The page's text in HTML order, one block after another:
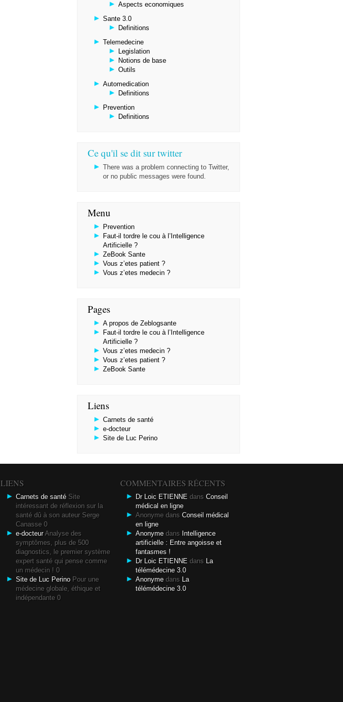
Aspects economiques
Sante 3.0
Definitions
Telemedecine
Legislation
Notions de base
Outils
Automedication
Definitions
Prevention
Definitions
Ce qu'il se dit sur twitter
There was a problem connecting to Twitter,
or no public messages were found.
Menu
Prevention
Faut-il tordre le cou à l’Intelligence
Artificielle ?
ZeBook Sante
Vous z’etes patient ?
Vous z’etes medecin ?
Pages
A propos de Zeblogsante
Faut-il tordre le cou à l’Intelligence
Artificielle ?
Vous z’etes medecin ?
Vous z’etes patient ?
ZeBook Sante
Liens
Carnets de santé
e-docteur
Site de Luc Perino
LIENS
Carnets de santé Site
intéressant de réflexion sur la
santé dû à son auteur Serge
Canasse 0
e-docteurAnalyse des
symptômes, plus de 500
diagnostics, le premier système
expert santé qui pense comme
un médecin ! 0
Site de Luc Perino Pour une
médecine globale, éthique et
indépendante 0
COMMENTAIRES RÉCENTS
Dr Loic ETIENNE dans Conseil
médical en ligne
Anonyme dans Conseil médical
en ligne
Anonyme dans Intelligence
artificielle : Entre angoisse et
fantasmes !
Dr Loic ETIENNE dans La
télémédecine 3.0
Anonyme dans La
télémédecine 3.0